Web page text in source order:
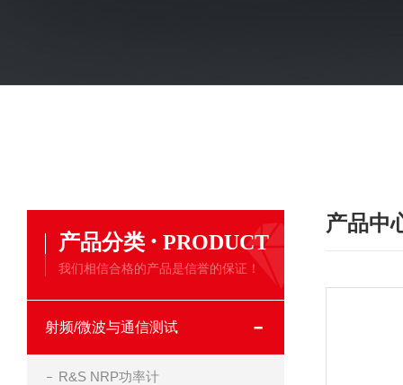
产品分类 · PRODUCT
我们相信合格的产品是信誉的保证！
射频/微波与通信测试
R&S NRP功率计
产品中